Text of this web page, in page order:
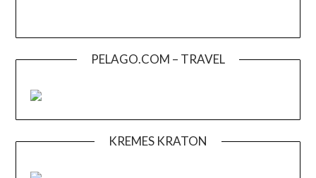
PELAGO.COM – TRAVEL
KREMES KRATON